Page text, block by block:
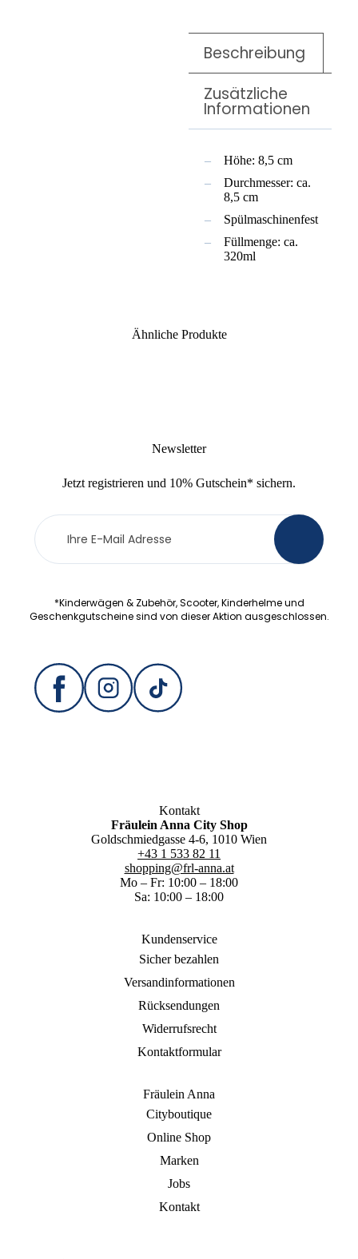
Beschreibung
Zusätzliche
Informationen
Höhe: 8,5 cm
Durchmesser: ca.
8,5 cm
Spülmaschinenfest
Füllmenge: ca.
320ml
Ähnliche Produkte
Newsletter
Jetzt registrieren und 10% Gutschein* sichern.
Newsletter
Anmeldung
*Kinderwägen & Zubehör, Scooter, Kinderhelme und
Geschenkgutscheine sind von dieser Aktion ausgeschlossen.
Kontakt
Fräulein Anna City Shop
Goldschmiedgasse 4-6, 1010 Wien
+43 1 533 82 11
shopping@frl-anna.at
Mo – Fr: 10:00 – 18:00
Sa: 10:00 – 18:00
Kundenservice
Sicher bezahlen
Versandinformationen
Rücksendungen
Widerrufsrecht
Kontaktformular
Fräulein Anna
Cityboutique
Online Shop
Marken
Jobs
Kontakt